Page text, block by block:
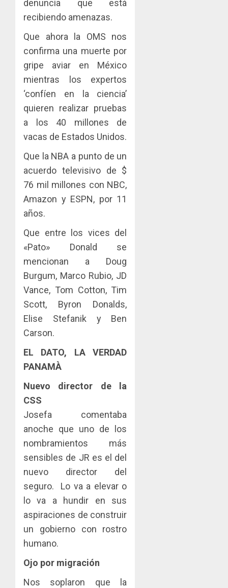
denuncia que está
recibiendo amenazas.
Que ahora la OMS nos
confirma una muerte por
gripe aviar en México
mientras los expertos
‘confíen en la ciencia’
quieren realizar pruebas
a los 40 millones de
vacas de Estados Unidos.
Que la NBA a punto de un
acuerdo televisivo de $
76 mil millones con NBC,
Amazon y ESPN, por 11
años.
Que entre los vices del
«Pato» Donald se
mencionan a Doug
Burgum, Marco Rubio, JD
Vance, Tom Cotton, Tim
Scott, Byron Donalds,
Elise Stefanik y Ben
Carson.
EL DATO, LA VERDAD
PANAMÀ
Nuevo director de la
CSS
Josefa comentaba
anoche que uno de los
nombramientos más
sensibles de JR es el del
nuevo director del
seguro. Lo va a elevar o
lo va a hundir en sus
aspiraciones de construir
un gobierno con rostro
humano.
Ojo por migración
Nos soplaron que la